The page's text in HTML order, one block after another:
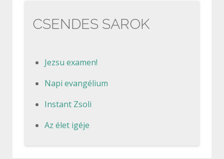
CSENDES SAROK
Jezsu examen!
Napi evangélium
Instant Zsoli
Az élet igéje